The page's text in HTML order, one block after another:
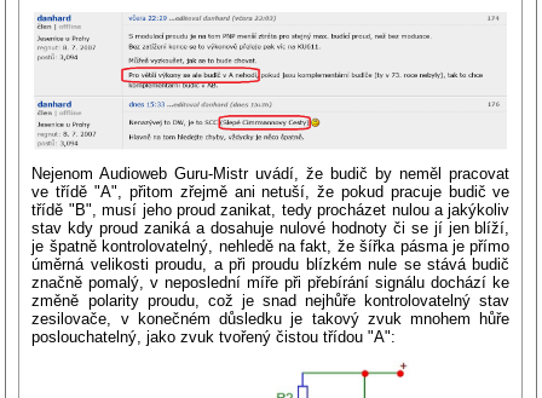
Nejenom Audioweb Guru-Mistr uvádí, že budič by neměl pracovat
ve třídě "A", přitom zřejmě ani netuší, že pokud pracuje budič ve
třídě "B", musí jeho proud zanikat, tedy procházet nulou a jakýkoliv
stav kdy proud zaniká a dosahuje nulové hodnoty či se jí jen blíží,
je špatně kontrolovatelný, nehledě na fakt, že šířka pásma je přímo
úměrná velikosti proudu, a při proudu blízkém nule se stává budič
značně pomalý, v neposlední míře při přebírání signálu dochází ke
změně polarity proudu, což je snad nejhůře kontrolovatelný stav
zesilovače, v konečném důsledku je takový zvuk mnohem hůře
poslouchatelný, jako zvuk tvořený čistou třídou "A":